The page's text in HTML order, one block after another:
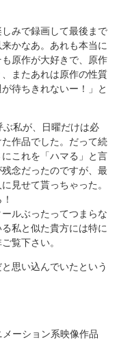
みで録画して最後まで
かなあ。あれも本当に
原作が大好きで、原作
またあれは原作の性質
待ちきれないー！」と
私が、日曜だけは必
作品でした。だって続
これを「ハマる」と言
念だったのですが、最
見せて貰っちゃった。
ルぶったってつまらな
私と似た貴方には特に
覧下さい。
思い込んでいたという
ーション系映像作品